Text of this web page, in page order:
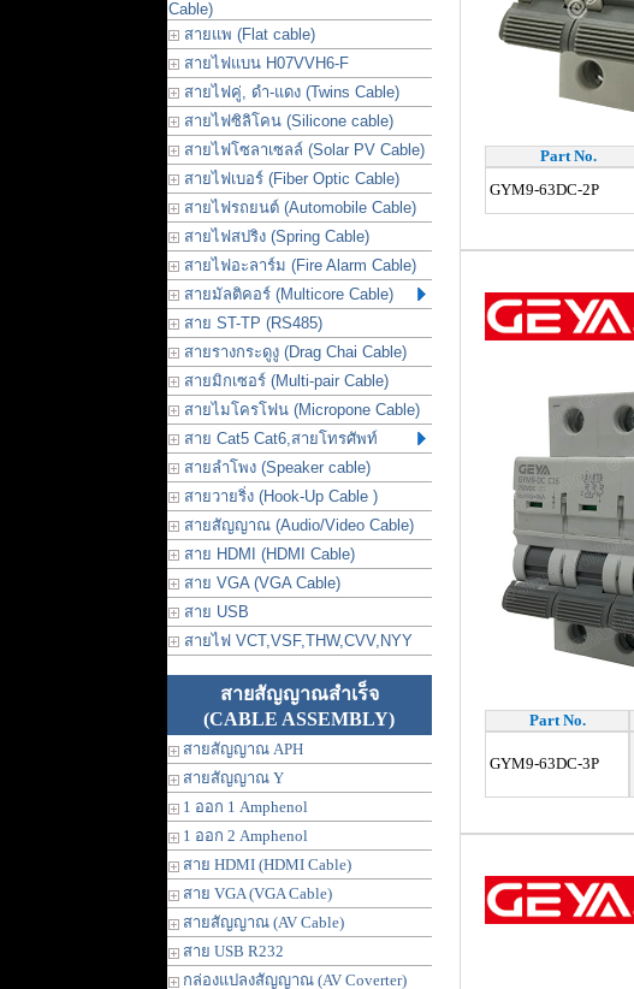
Cable)
สายแพ (Flat cable)
สายไฟแบน H07VVH6-F
สายไฟคู่, ดำ-แดง (Twins Cable)
สายไฟซิลิโคน (Silicone cable)
สายไฟโซลาเซลล์ (Solar PV Cable)
สายไฟเบอร์ (Fiber Optic Cable)
สายไฟรถยนต์ (Automobile Cable)
สายไฟสปริง (Spring Cable)
สายไฟอะลาร์ม (Fire Alarm Cable)
สายมัลติคอร์ (Multicore Cable)
สาย ST-TP (RS485)
สายรางกระดูงู (Drag Chai Cable)
สายมิกเซอร์ (Multi-pair Cable)
สายไมโครโฟน (Micropone Cable)
สาย Cat5 Cat6,สายโทรศัพท์
สายลำโพง (Speaker cable)
สายวายริ่ง (Hook-Up Cable )
สายสัญญาณ (Audio/Video Cable)
สาย HDMI (HDMI Cable)
สาย VGA (VGA Cable)
สาย USB
สายไฟ VCT,VSF,THW,CVV,NYY
สายสัญญาณสำเร็จ
(CABLE ASSEMBLY)
สายสัญญาณ APH
สายสัญญาณ Y
1 ออก 1 Amphenol
1 ออก 2 Amphenol
สาย HDMI (HDMI Cable)
สาย VGA (VGA Cable)
สายสัญญาณ (AV Cable)
สาย USB R232
กล่องแปลงสัญญาณ (AV Coverter)
Part No.
GYM9-63DC-2P
Part No.
GYM9-63DC-3P